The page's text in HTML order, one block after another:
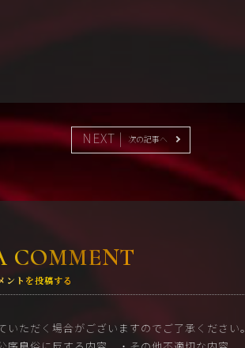
NEXT |次の記事へ
COMMENT
ントを投稿する
ただく場合がございますのでご了承ください。